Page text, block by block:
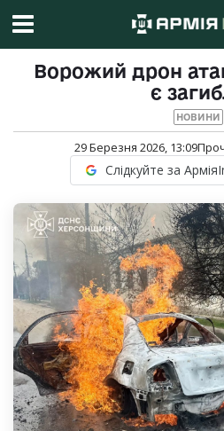
Ворожий дрон
є
НОВИНИ
29 Березня 2026, 13:09
Слідкуйте за